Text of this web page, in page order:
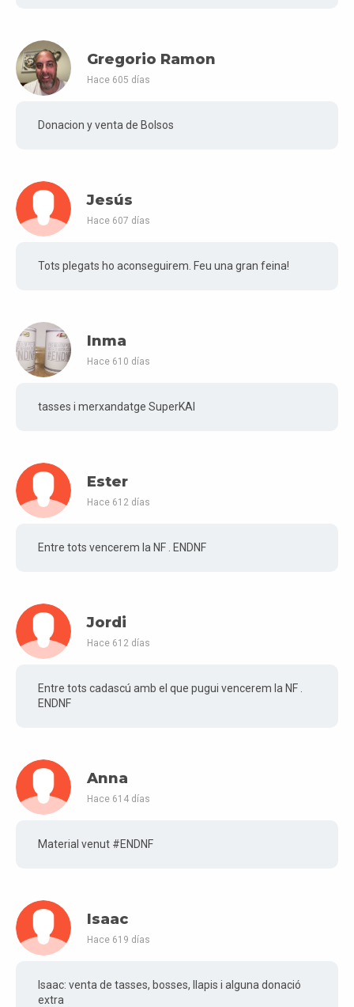
Gregorio Ramon
Hace 605 días
Donacion y venta de Bolsos
Jesús
Hace 607 días
Tots plegats ho aconseguirem. Feu una gran feina!
Inma
Hace 610 días
tasses i merxandatge SuperKAI
Ester
Hace 612 días
Entre tots vencerem la NF . ENDNF
Jordi
Hace 612 días
Entre tots cadascú amb el que pugui vencerem la NF .
ENDNF
Anna
Hace 614 días
Material venut #ENDNF
Isaac
Hace 619 días
Isaac: venta de tasses, bosses, llapis i alguna donació
extra